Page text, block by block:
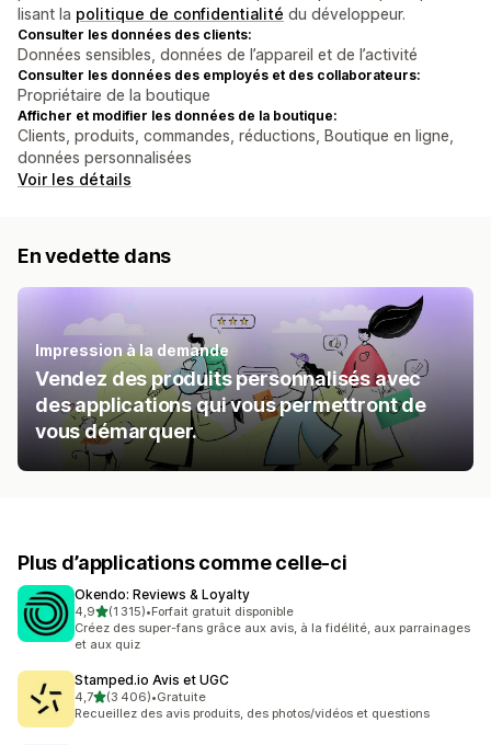
lisant la politique de confidentialité du développeur.
Consulter les données des clients:
Données sensibles, données de l’appareil et de l’activité
Consulter les données des employés et des collaborateurs:
Propriétaire de la boutique
Afficher et modifier les données de la boutique:
Clients, produits, commandes, réductions, Boutique en ligne,
données personnalisées
Voir les détails
En vedette dans
Impression à la demande
Vendez des produits personnalisés avec
des applications qui vous permettront de
vous démarquer.
Plus d’applications comme celle-ci
Okendo: Reviews & Loyalty
4,9étoile(s) sur 5
(1 315)
1315 avis au total
•Forfait gratuit disponible
Créez des super-fans grâce aux avis, à la fidélité, aux parrainages
et aux quiz
Stamped.io Avis et UGC
4,7étoile(s) sur 5
(3 406)
3406 avis au total
•Gratuite
Recueillez des avis produits, des photos/vidéos et questions